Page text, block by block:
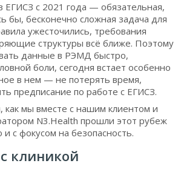
ЕГИСЗ с 2021 года — обязательная,
бы, бесконечно сложная задача для
ужесточились, требования
структуры всё ближе. Поэтому
данные в РЭМД быстро,
боли, сегодня встает особенно
в нем — не потерять время,
предписание по работе с ЕГИСЗ.
как мы вместе с нашим клиентом и
N3.Health прошли этот рубеж
и с фокусом на безопасность.
клиникой